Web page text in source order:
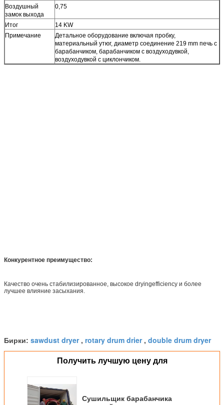
Воздушный
замок выхода
0,75
Итог
14 KW
Примечание
Детальное оборудование включая пробку,
материальный утюг, диаметр соединение 219 mm печь с
барабанчиком, барабанчиком с воздуходувкой,
воздуходувкой с циклончиком.
Конкурентное преимущество:
Качество очень стабилизированное, высокое dryingefficiency и более
лучшее влияние засыхания.
Бирки: sawdust dryer, rotary drum drier, double drum dryer
Получить лучшую цену для
Сушильщик барабанчика